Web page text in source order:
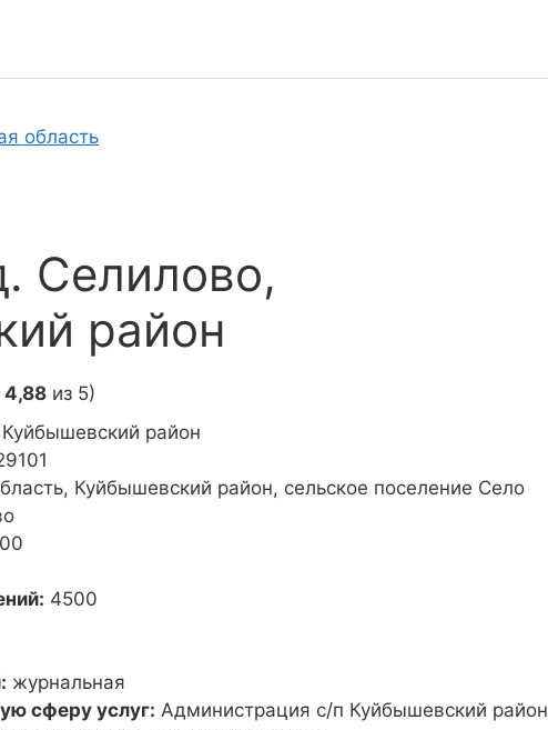
область
Селилово,
район
4,88 из 5)
район
Куйбышевский район, сельское поселение Село
4500
журнальная
сферу услуг: Администрация с/п Куйбышевский район